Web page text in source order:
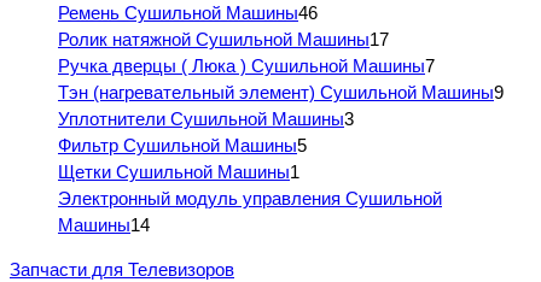
Ремень Сушильной Машины46
Ролик натяжной Сушильной Машины17
Ручка дверцы ( Люка ) Сушильной Машины7
Тэн (нагревательный элемент) Сушильной Машины9
Уплотнители Сушильной Машины3
Фильтр Сушильной Машины5
Щетки Сушильной Машины1
Электронный модуль управления Сушильной
Машины14
Запчасти для Телевизоров